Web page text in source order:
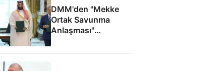
DMM'den "Mekke
Ortak Savunma
Anlaşması"
iddialarına yalanlama